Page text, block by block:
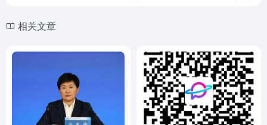
相关文章